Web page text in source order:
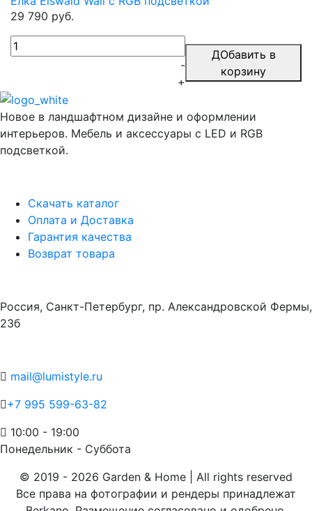
29 790 руб.
-
+
ДОбавить в
корзину
Новое в ландшафтном дизайне и оформлении
интерьеров. Мебель и аксессуары с LED и RGB
подсветкой.
Скачать каталог
Оплата и Доставка
Гарантия качества
Возврат товара
Россия, Санкт-Петербург, пр. Александровской Фермы,
23б
mail@lumistyle.ru
+7 995 599-63-82
10:00 - 19:00
Понедельник - Суббота
© 2019 - 2026 Garden & Home | All rights reserved
Все права на фотографии и рендеры принадлежат